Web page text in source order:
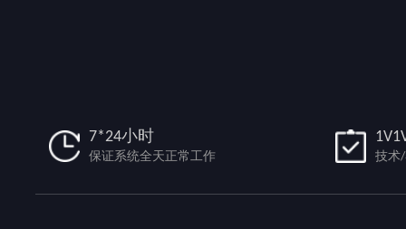
7*24小时
保证系统全天正常工作 技术